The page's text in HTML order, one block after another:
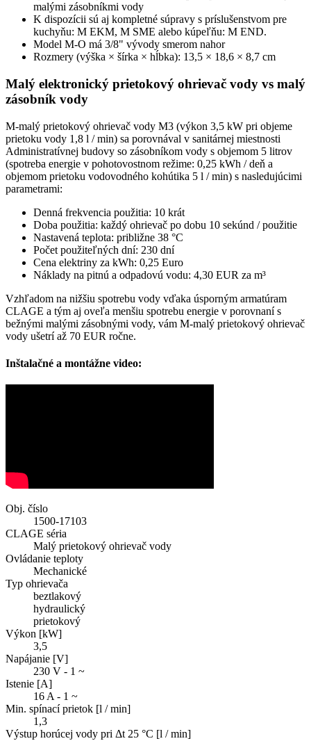
malými zásobníkmi vody
K dispozícii sú aj kompletné súpravy s príslušenstvom pre
kuchyňu: M EKM, M SME alebo kúpeľňu: M END.
Model M-O má 3/8" vývody smerom nahor
Rozmery (výška × šírka × hĺbka): 13,5 × 18,6 × 8,7 cm
Malý elektronický prietokový ohrievač vody vs malý
zásobník vody
M-malý prietokový ohrievač vody M3 (výkon 3,5 kW pri objeme
prietoku vody 1,8 l / min) sa porovnával v sanitárnej miestnosti
Administratívnej budovy so zásobníkom vody s objemom 5 litrov
(spotreba energie v pohotovostnom režime: 0,25 kWh / deň a
objemom prietoku vodovodného kohútika 5 l / min) s nasledujúcimi
parametrami:
Denná frekvencia použitia: 10 krát
Doba použitia: každý ohrievač po dobu 10 sekúnd / použitie
Nastavená teplota: približne 38 °C
Počet použiteľných dní: 230 dní
Cena elektriny za kWh: 0,25 Euro
Náklady na pitnú a odpadovú vodu: 4,30 EUR za m³
Vzhľadom na nižšiu spotrebu vody vďaka úsporným armatúram
CLAGE a tým aj oveľa menšiu spotrebu energie v porovnaní s
bežnými malými zásobnými vody, vám M-malý prietokový ohrievač
vody ušetrí až 70 EUR ročne.
Inštalačné a montážne video:
Obj. číslo
1500-17103
CLAGE séria
Malý prietokový ohrievač vody
Ovládanie teploty
Mechanické
Typ ohrievača
beztlakový
hydraulický
prietokový
Výkon [kW]
3,5
Napájanie [V]
230 V - 1 ~
Istenie [A]
16 A - 1 ~
Min. spínací prietok [l / min]
1,3
Výstup horúcej vody pri Δt 25 °C [l / min]